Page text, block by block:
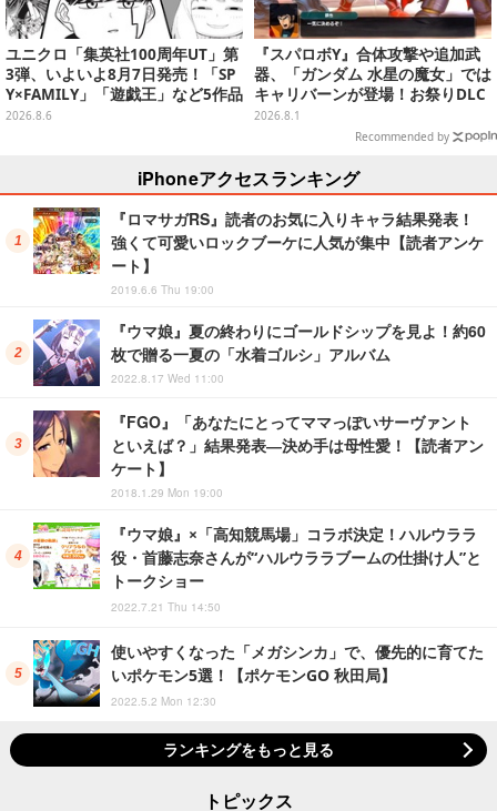
ユニクロ「集英社100周年UT」第
3弾、いよいよ8月7日発売！「SP
Y×FAMILY」「遊戯王」など5作品
をデザイン
2026.8.6
『スパロボY』合体攻撃や追加武
器、「ガンダム 水星の魔女」では
キャリバーンが登場！お祭りDLC
「アニバーサリーエキスパンショ
ンパック」8月5日配信
2026.8.1
Recommended by
iPhoneアクセスランキング
『ロマサガRS』読者のお気に入りキャラ結果発表！
強くて可愛いロックブーケに人気が集中【読者アンケ
ート】
2019.6.6 Thu 19:00
『ウマ娘』夏の終わりにゴールドシップを見よ！約60
枚で贈る一夏の「水着ゴルシ」アルバム
2022.8.17 Wed 11:00
『FGO』「あなたにとってママっぽいサーヴァント
といえば？」結果発表―決め手は母性愛！【読者アン
ケート】
2018.1.29 Mon 19:00
『ウマ娘』×「高知競馬場」コラボ決定！ハルウララ
役・首藤志奈さんが“ハルウララブームの仕掛け人”と
トークショー
2022.7.21 Thu 14:50
使いやすくなった「メガシンカ」で、優先的に育てた
いポケモン5選！【ポケモンGO 秋田局】
2022.5.2 Mon 12:30
ランキングをもっと見る
トピックス